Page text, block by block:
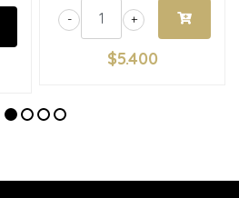
+
-
$5.400